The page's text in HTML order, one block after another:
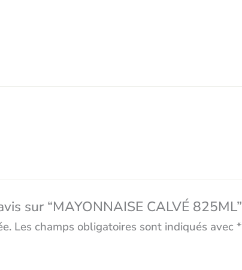
sur “MAYONNAISE CALVÉ 825ML”
Les champs obligatoires sont indiqués avec *